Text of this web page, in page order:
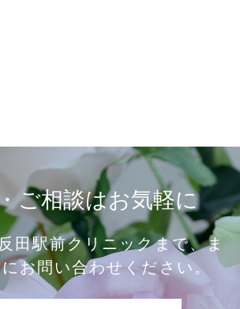
ご相談はお気軽に
田駅前クリニックまで、ま
お問い合わせください。